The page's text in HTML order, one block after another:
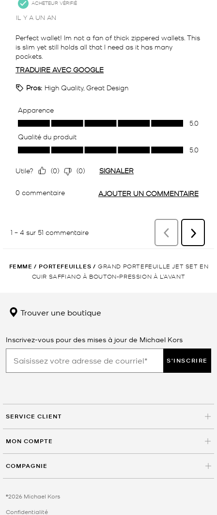
FEMME / PORTEFEUILLES / GRAND PORTEFEUILLE JET SET EN
CUIR SAFFIANO À BOUTON-PRESSION À L’AVANT
Trouver une boutique
Inscrivez-vous pour des mises à jour de Michael Kors
S'INSCRIRE
SERVICE CLIENT
MON COMPTE
COMPAGNIE
©2026 Michael Kors
Confidentialité